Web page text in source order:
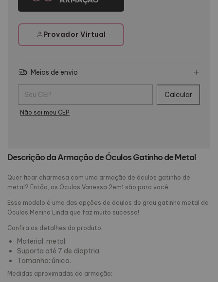
Provador Virtual
Meios de envio
Entregas para o CEP:
Calcular
Não sei meu CEP
Descrição da Armação de Óculos Gatinho de Metal
Quer ficar charmosa com uma armação de óculos gatinho de
metal? Então, os Óculos Vanessa 2em1 são para você.
Esse modelo é uma das opções de óculos de grau gatinho metal da
Óculos Menina Linda que faz muito sucesso!
Confira os detalhes do produto:
Material: metal;
Suporta até 7 de dioptria;
Tamanho: único.
Medidas aproximadas da armação: